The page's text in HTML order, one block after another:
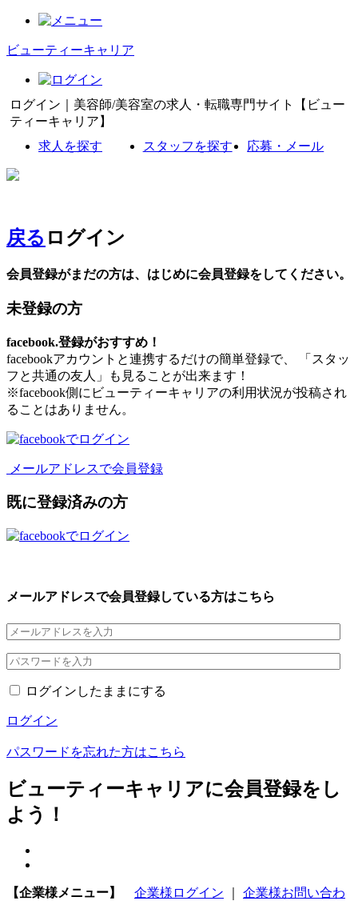
ビューティーキャリア
ログイン｜美容師/美容室の求人・転職専門サイト【ビュー
ティーキャリア】
求人を探す
スタッフを探す 応募・メール
戻る ログイン
会員登録がまだの方は、はじめに会員登録をしてください。
未登録の方
facebook.登録がおすすめ！
facebookアカウントと連携するだけの簡単登録で、 「スタッ
フと共通の友人」も見ることが出来ます！
※facebook側にビューティーキャリアの利用状況が投稿され
ることはありません。
メールアドレスで会員登録
既に登録済みの方
メールアドレスで会員登録している方はこちら
ログインしたままにする
ログイン
パスワードを忘れた方はこちら
ビューティーキャリアに会員登録をし
よう！
【企業様メニュー】 企業様ログイン
企業様お問い合わ